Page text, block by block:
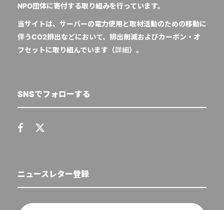
NPO団体に寄付する取り組みを行っています。
当サイトは、サーバーの電力使用と取材活動のための移動に
伴うCO2排出などにおいて、排出削減およびカーボン・オ
フセットに取り組んでいます（詳細）。
SNSでフォローする
ニュースレター登録